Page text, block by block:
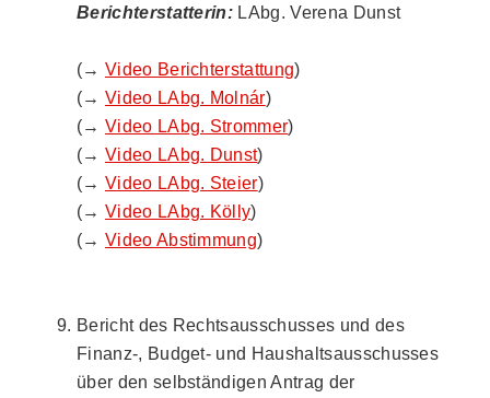
Berichterstatterin: LAbg. Verena Dunst
(→ Video Berichterstattung)
(→ Video LAbg. Molnár)
(→ Video LAbg. Strommer)
(→ Video LAbg. Dunst)
(→ Video LAbg. Steier)
(→ Video LAbg. Kölly)
(→ Video Abstimmung)
Bericht des Rechtsausschusses und des
Finanz-, Budget- und Haushaltsausschusses
über den selbständigen Antrag der